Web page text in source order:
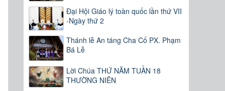
Đại Hội Giáo lý toàn quốc lần thứ VII
-Ngày thứ 2
Thánh lễ An táng Cha Cố PX. Phạm
Bá Lễ
Lời Chúa THỨ NĂM TUẦN 18
THƯỜNG NIÊN